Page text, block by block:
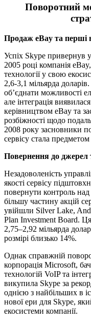
Поворотний
Продаж eBay та перші
Успіх Skype привернув
2005 році компанія
технології у свою
2,6-3,1 мільярда
об’єднати можливості
але інтеграція
керівництвом eBay та
розбіжності щодо
2008 року засновники
сервісу стала
Повернення до
Незадоволеність
якості сервісу
повернути контроль
більшу частину акцій
увійшли Silver Lake,
Plan Investment Board.
2,75–2,92 мільярда
розмірі близько 14%.
Однак справжній
корпорація Microsoft,
технологій VoIP та
викупила Skype за
однією з найбільших в
нової ери для Skype,
екосистеми компанії.